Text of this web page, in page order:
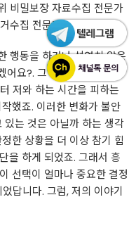
비밀보장 자료수집 전문가
수집 전문가
행동을 하거나 석연치 않은
어요?. 그 당시 한때만 매일
저와 하는 시간을 피하는
했죠. 이러한 변화가 불안
있는 것은 아닐까 하는 생각
한 상황을 더 이상 참기 힘
을 하게 되었죠. 그래서 흥
선택이 얼마나 중요한 결정
답니다. 그럼, 저의 이야기